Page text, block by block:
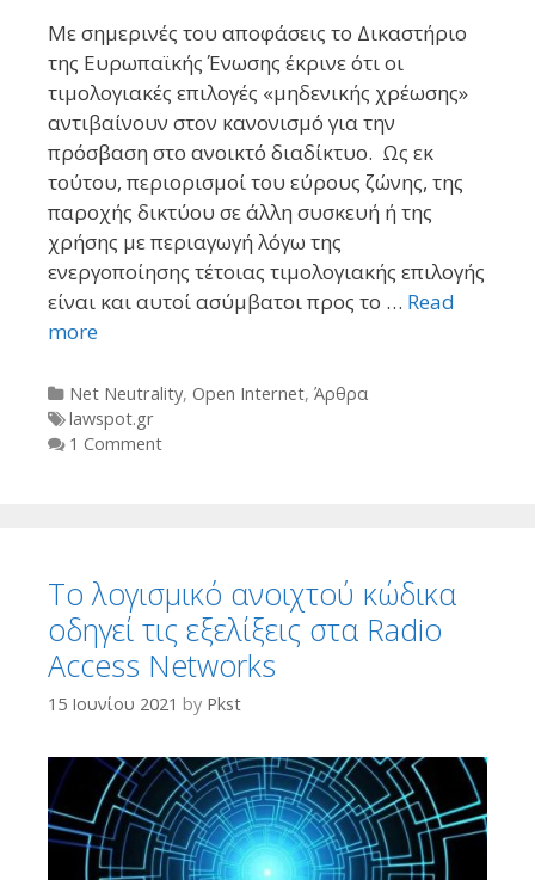
Με σημερινές του αποφάσεις το Δικαστήριο
της Ευρωπαϊκής Ένωσης έκρινε ότι οι
τιμολογιακές επιλογές «μηδενικής χρέωσης»
αντιβαίνουν στον κανονισμό για την
πρόσβαση στο ανοικτό διαδίκτυο. Ως εκ
τούτου, περιορισμοί του εύρους ζώνης, της
παροχής δικτύου σε άλλη συσκευή ή της
χρήσης με περιαγωγή λόγω της
ενεργοποίησης τέτοιας τιμολογιακής επιλογής
είναι και αυτοί ασύμβατοι προς το … Read
more
Categories
Net Neutrality, Open Internet, Άρθρα
Tags
lawspot.gr
1 Comment
Το λογισμικό ανοιχτού κώδικα
οδηγεί τις εξελίξεις στα Radio
Access Networks
15 Ιουνίου 2021 by Pkst